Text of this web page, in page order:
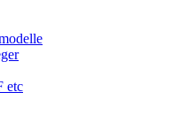
etc